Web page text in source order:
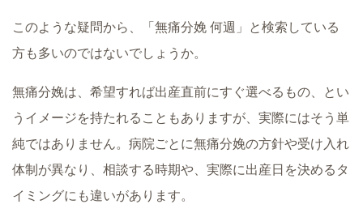
このような疑問から、「無痛分娩 何週」と検索している
方も多いのではないでしょうか。
無痛分娩は、希望すれば出産直前にすぐ選べるもの、とい
うイメージを持たれることもありますが、実際にはそう単
純ではありません。病院ごとに無痛分娩の方針や受け入れ
体制が異なり、相談する時期や、実際に出産日を決めるタ
イミングにも違いがあります。